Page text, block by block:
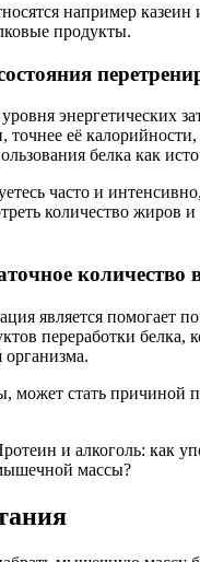
например казеин
продукты.
энергетических
её калорийности,
белка как
часто и
количество жиров
количество
является помогает
переработки белка,
может стать причиной
и алкоголь: как
массы?